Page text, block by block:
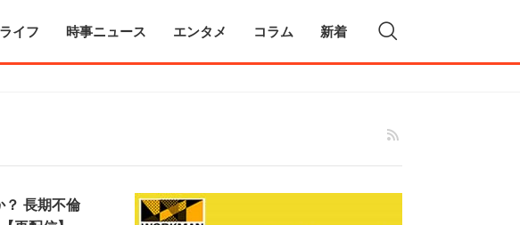
ライフ 時事ニュース エンタメ コラム 新着
？ 長期不倫